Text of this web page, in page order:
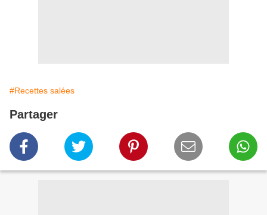
#Recettes salées
Partager